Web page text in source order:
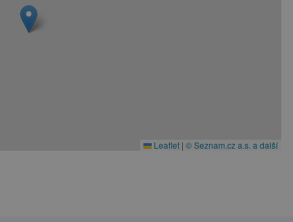
Leaflet | © Seznam.cz a.s. a další